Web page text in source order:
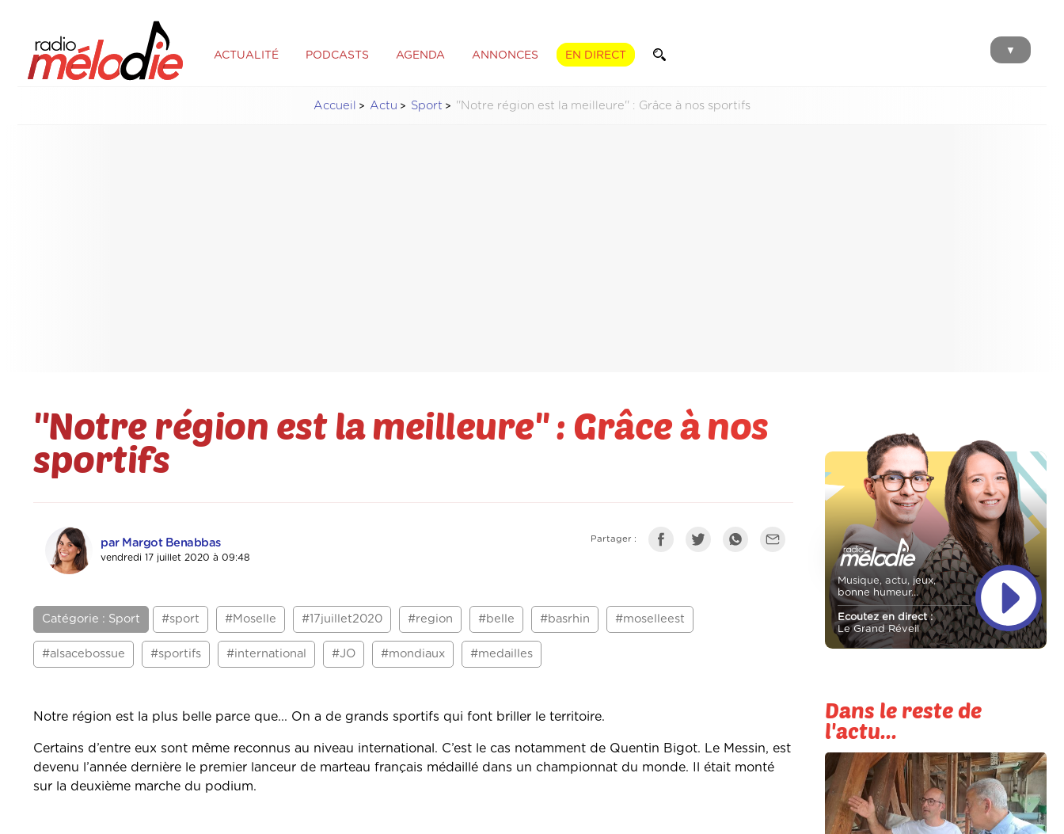
ACTUALITÉ PODCASTS AGENDA ANNONCES EN DIRECT ▼
Accueil Actu Sport ''Notre région est la meilleure'' : Grâce à nos sportifs
''Notre région est la meilleure'' : Grâce à nos
sportifs
par Margot Benabbas
vendredi 17 juillet 2020 à 09:48
Partager :
Catégorie : Sport #sport #Moselle #17juillet2020 #region #belle #basrhin #moselleest
#alsacebossue #sportifs #international #JO #mondiaux #medailles
Notre région est la plus belle parce que... On a de grands sportifs qui font briller le territoire.
Certains d’entre eux sont même reconnus au niveau international. C’est le cas notamment de Quentin Bigot. Le Messin, est
devenu l’année dernière le premier lanceur de marteau français médaillé dans un championnat du monde. Il était monté
sur la deuxième marche du podium.
Musique, actu, jeux,
bonne humeur...
Ecoutez en direct :
Le Grand Réveil
Dans le reste de
l'actu...